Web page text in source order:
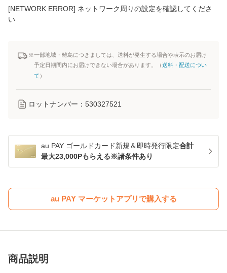
[NETWORK ERROR] ネットワーク周りの設定を確認してくださ
い
※一部地域・離島につきましては、送料が発生する場合や表示のお届け
予定日期間内にお届けできない場合があります。（送料・配送につい
て ）
ロットナンバー： 530327521
au PAY ゴールドカード新規＆即時発行限定合計
最大23,000Pもらえる※諸条件あり
au PAY マーケットアプリで購入する
商品説明